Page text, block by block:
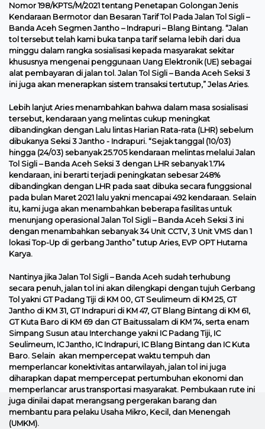
Nomor 198/KPTS/M/2021 tentang Penetapan Golongan Jenis
Kendaraan Bermotor dan Besaran Tarif Tol Pada Jalan Tol Sigli –
Banda Aceh Segmen Jantho – Indrapuri – Blang Bintang. “Jalan
tol tersebut telah kami buka tanpa tarif selama lebih dari dua
minggu dalam rangka sosialisasi kepada masyarakat sekitar
khususnya mengenai penggunaan Uang Elektronik (UE) sebagai
alat pembayaran di jalan tol. Jalan Tol Sigli – Banda Aceh Seksi 3
ini juga akan menerapkan sistem transaksi tertutup,” Jelas Aries.
Lebih lanjut Aries menambahkan bahwa dalam masa sosialisasi
tersebut, kendaraan yang melintas cukup meningkat
dibandingkan dengan Lalu lintas Harian Rata-rata (LHR) sebelum
dibukanya Seksi 3 Jantho - Indrapuri. “Sejak tanggal (10/03)
hingga (24/03) sebanyak 25.705 kendaraan melintas melalui Jalan
Tol Sigli – Banda Aceh Seksi 3 dengan LHR sebanyak 1.714
kendaraan, ini berarti terjadi peningkatan sebesar 248%
dibandingkan dengan LHR pada saat dibuka secara funggsional
pada bulan Maret 2021 lalu yakni mencapai 492 kendaraan. Selain
itu, kami juga akan menambahkan beberapa fasilitas untuk
menunjang operasional Jalan Tol Sigli – Banda Aceh Seksi 3 ini
dengan menambahkan sebanyak 34 Unit CCTV, 3 Unit VMS dan 1
lokasi Top-Up di gerbang Jantho” tutup Aries, EVP OPT Hutama
Karya.
Nantinya jika Jalan Tol Sigli – Banda Aceh sudah terhubung
secara penuh, jalan tol ini akan dilengkapi dengan tujuh Gerbang
Tol yakni GT Padang Tiji di KM 00, GT Seulimeum di KM 25, GT
Jantho di KM 31, GT Indrapuri di KM 47, GT Blang Bintang di KM 61,
GT Kuta Baro di KM 69 dan GT Baitussalam di KM 74, serta enam
Simpang Susun atau Interchange yakni IC Padang Tiji, IC
Seulimeum, IC Jantho, IC Indrapuri, IC Blang Bintang dan IC Kuta
Baro. Selain akan mempercepat waktu tempuh dan
memperlancar konektivitas antarwilayah, jalan tol ini juga
diharapkan dapat mempercepat pertumbuhan ekonomi dan
memperlancar arus transportasi masyarakat. Pembukaan rute ini
juga dinilai dapat merangsang pergerakan barang dan
membantu para pelaku Usaha Mikro, Kecil, dan Menengah
(UMKM).